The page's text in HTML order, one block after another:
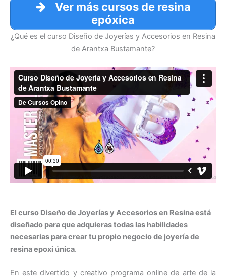
Ver más cursos de resina
epóxica
¿Qué es el curso Diseño de Joyerías y Accesorios en Resina
de Arantxa Bustamante?
El curso Diseño de Joyerías y Accesorios en Resina está
diseñado para que adquieras todas las habilidades
necesarias para crear tu propio negocio de joyería de
resina epoxi única.
En este divertido y creativo programa online de arte de la